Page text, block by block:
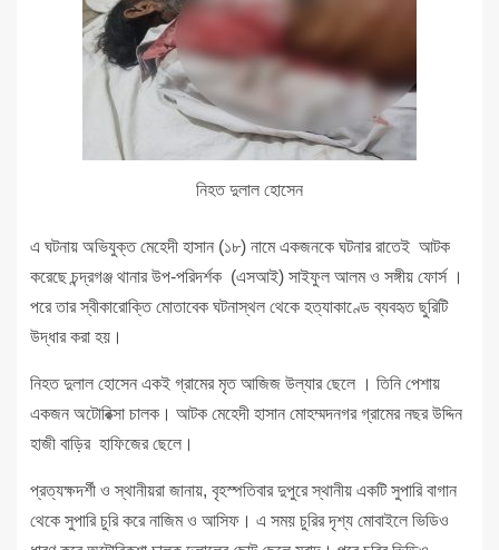
নিহত দুলাল হোসেন
এ ঘটনায় অভিযুক্ত মেহেদী হাসান (১৮) নামে একজনকে ঘটনার রাতেই আটক
করেছে চন্দ্রগঞ্জ থানার উপ-পরিদর্শক (এসআই) সাইফুল আলম ও সঙ্গীয় ফোর্স ।
পরে তার স্বীকারোক্তি মোতাবেক ঘটনাস্থল থেকে হত্যাকাণ্ডে ব্যবহৃত ছুরিটি
উদ্ধার করা হয়।
নিহত দুলাল হোসেন একই গ্রামের মৃত আজিজ উল্যার ছেলে । তিনি পেশায়
একজন অটোরিক্সা চালক। আটক মেহেদী হাসান মোহম্মদনগর গ্রামের নছর উদ্দিন
হাজী বাড়ির হাফিজের ছেলে।
প্রত্যক্ষদর্শী ও স্থানীয়রা জানায়, বৃহস্পতিবার দুপুরে স্থানীয় একটি সুপারি বাগান
থেকে সুপারি চুরি করে নাজিম ও আসিফ। এ সময় চুরির দৃশ্য মোবাইলে ভিডিও